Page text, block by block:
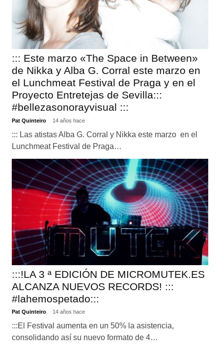
::: Este marzo «The Space in Between»
de Nikka y Alba G. Corral este marzo en
el Lunchmeat Festival de Praga y en el
Proyecto Entretejas de Sevilla:::
#bellezasonorayvisual :::
Pat Quinteiro 14 años hace
::: Las atistas Alba G. Corral y Nikka este marzo en el
Lunchmeat Festival de Praga…
:::!LA 3 ª EDICIÓN DE MICROMUTEK.ES
ALCANZA NUEVOS RECORDS! :::
#lahemospetado:::
Pat Quinteiro 14 años hace
:::El Festival aumenta en un 50% la asistencia,
consolidando así su nuevo formato de 4…